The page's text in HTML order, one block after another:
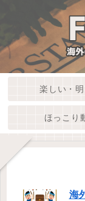
楽しい・
ほっこり
海